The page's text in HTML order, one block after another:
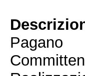
Pagano